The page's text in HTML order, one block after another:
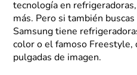
tecnología en
más. Pero si también
Samsung tiene
color o el famoso Freestyle,
pulgadas de imagen.